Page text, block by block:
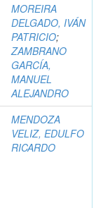
MOREIRA
DELGADO, IVÁN
PATRICIO;
ZAMBRANO
GARCÍA,
MANUEL
ALEJANDRO
MENDOZA
VELIZ, EDULFO
RICARDO